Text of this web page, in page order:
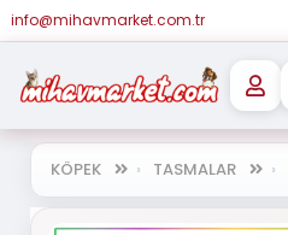
info@mihavmarket.com.tr
KÖPEK TASMALAR